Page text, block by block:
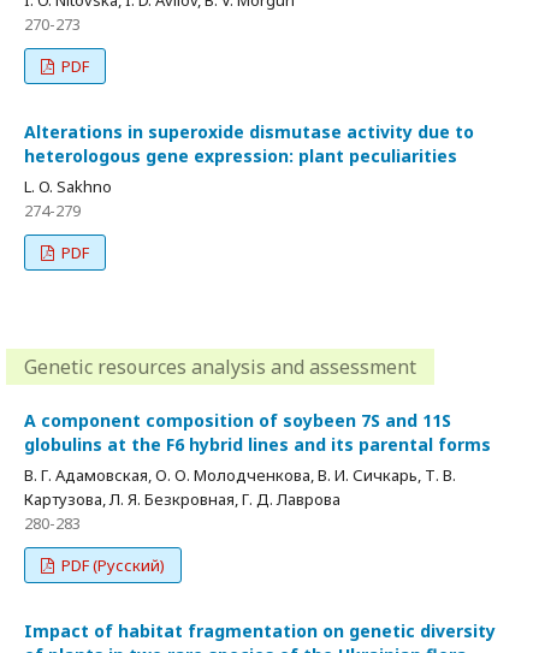
270-273
PDF
Alterations in superoxide dismutase activity due to
heterologous gene expression: plant peculiarities
L. O. Sakhno
274-279
PDF
Genetic resources analysis and assessment
A component composition of soybeen 7S and 11S
globulins at the F6 hybrid lines and its parental forms
В. Г. Адамовская, О. О. Молодченкова, В. И. Сичкарь, Т. В.
Картузова, Л. Я. Безкровная, Г. Д. Лаврова
280-283
PDF (Русский)
Impact of habitat fragmentation on genetic diversity